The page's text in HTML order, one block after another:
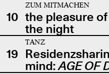
10
ZUM MITMACHEN
the pleasure
the night
19
TANZ
mind:AGE OF